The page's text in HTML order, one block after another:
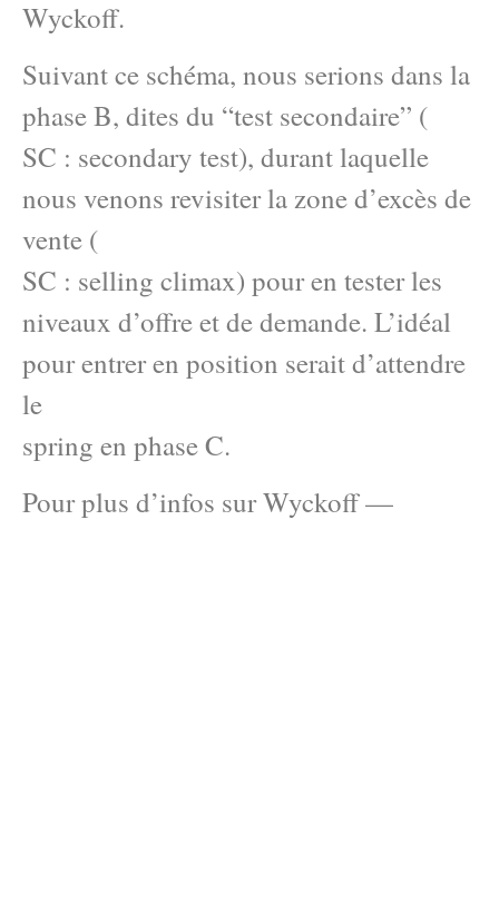
Wyckoff.
Suivant ce schéma, nous serions dans la
phase B, dites du “test secondaire” (
SC : secondary test), durant laquelle
nous venons revisiter la zone d’excès de
vente (
SC : selling climax) pour en tester les
niveaux d’offre et de demande. L’idéal
pour entrer en position serait d’attendre
le
spring en phase C.
Pour plus d’infos sur Wyckoff —